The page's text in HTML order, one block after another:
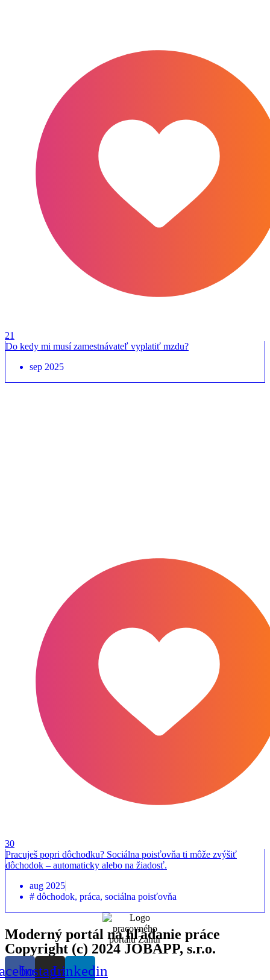
21
Do kedy mi musí zamestnávateľ vyplatiť mzdu?
sep 2025
30
Pracuješ popri dôchodku? Sociálna poisťovňa ti môže zvýšiť
dôchodok – automaticky alebo na žiadosť.
aug 2025
# dôchodok, práca, sociálna poisťovňa
Moderný portál na hľadanie práce
Copyright (c) 2024 JOBAPP, s.r.o.
InstagramLinkedin